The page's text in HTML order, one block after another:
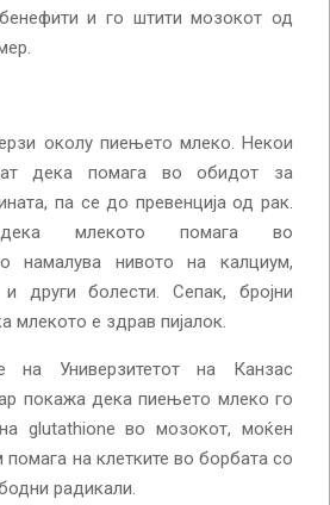
и го штити мозокот од
околу пиењето млеко. Некои
дека помага во обидот за
па се до превенција од рак.
млекото помага во
намалува нивото на калциум,
други болести. Сепак, бројни
млекото е здрав пијалок.
на Универзитетот на Канзас
покажа дека пиењето млеко го
glutathione во мозокот, моќен
помага на клетките во борбата со
радикали.